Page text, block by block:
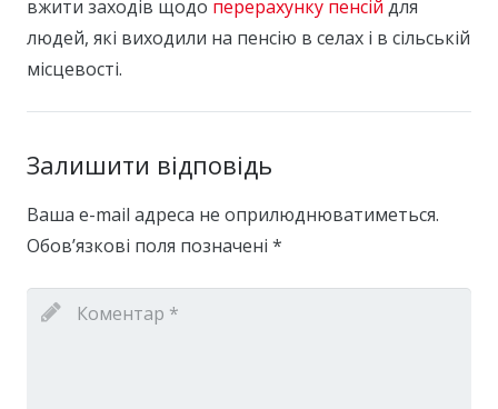
вжити заходів щодо перерахунку пенсій для
людей, які виходили на пенсію в селах і в сільській
місцевості.
Залишити відповідь
Ваша e-mail адреса не оприлюднюватиметься.
Обов’язкові поля позначені *